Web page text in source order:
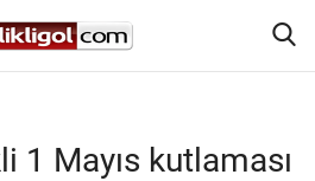
1 Mayıs kutlaması